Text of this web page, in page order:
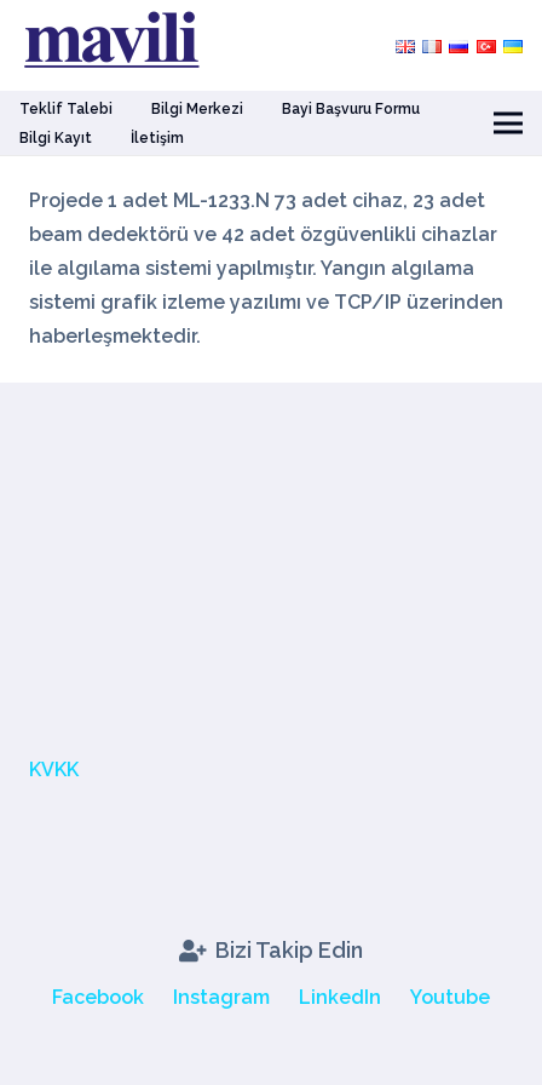
Teklif Talebi Bilgi Merkezi
Bayi Başvuru Formu
Bilgi Kayıt
İletişim
Projede 1 adet ML-1233.N 73 adet cihaz, 23 adet
beam dedektörü ve 42 adet özgüvenlikli cihazlar
ile algılama sistemi yapılmıştır. Yangın algılama
sistemi grafik izleme yazılımı ve TCP/IP üzerinden
haberleşmektedir.
KVKK
Bizi Takip Edin
Facebook Instagram LinkedIn Youtube